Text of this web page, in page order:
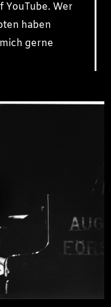
Wer
haben
gerne